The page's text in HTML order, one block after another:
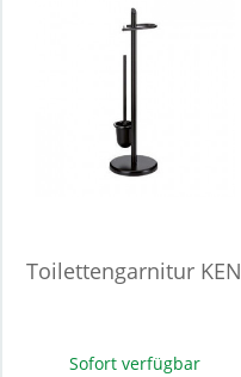
Toilettengarnitur KEN
Sofort verfügbar